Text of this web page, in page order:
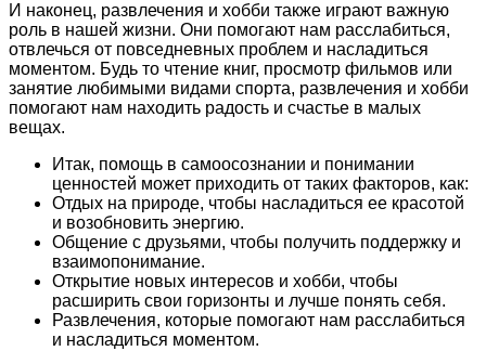
И наконец, развлечения и хобби также играют важную
роль в нашей жизни. Они помогают нам расслабиться,
отвлечься от повседневных проблем и насладиться
моментом. Будь то чтение книг, просмотр фильмов или
занятие любимыми видами спорта, развлечения и хобби
помогают нам находить радость и счастье в малых
вещах.
Итак, помощь в самоосознании и понимании
ценностей может приходить от таких факторов, как:
Отдых на природе, чтобы насладиться ее красотой
и возобновить энергию.
Общение с друзьями, чтобы получить поддержку и
взаимопонимание.
Открытие новых интересов и хобби, чтобы
расширить свои горизонты и лучше понять себя.
Развлечения, которые помогают нам расслабиться
и насладиться моментом.